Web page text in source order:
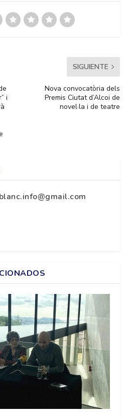
i
SIGUIENTE
Nova convocatòria dels
Premis Ciutat d’Alcoi de
novel·la i de teatre